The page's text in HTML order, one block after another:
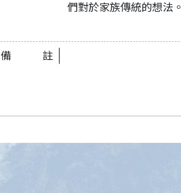
們對於家族傳統的想法。
備註